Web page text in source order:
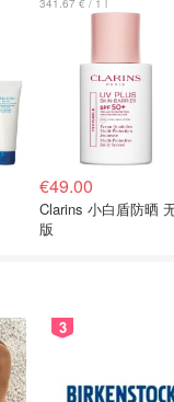
341.67 € / 1 l
€49.00
Clarins 小白盾防晒
版
3